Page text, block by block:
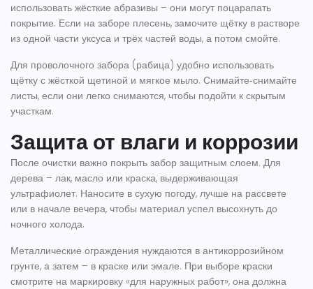
использовать жёсткие абразивы – они могут поцарапать
покрытие. Если на заборе плесень, замочите щётку в растворе
из одной части уксуса и трёх частей воды, а потом смойте.
Для проволочного забора (рабица) удобно использовать
щётку с жёсткой щетиной и мягкое мыло. Снимайте‑снимайте
листы, если они легко снимаются, чтобы подойти к скрытым
участкам.
Защита от влаги и коррозии
После очистки важно покрыть забор защитным слоем. Для
дерева – лак, масло или краска, выдерживающая
ультрафиолет. Наносите в сухую погоду, лучше на рассвете
или в начале вечера, чтобы материал успел высохнуть до
ночного холода.
Металлические ограждения нуждаются в антикоррозийном
грунте, а затем – в краске или эмале. При выборе краски
смотрите на маркировку «для наружных работ», она должна